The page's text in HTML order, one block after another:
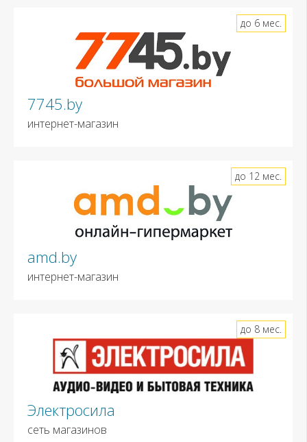
7745.by
интернет-магазин
до 6 мес.
amd.by
интернет-магазин
до 12 мес.
Электросила
сеть магазинов
до 8 мес.